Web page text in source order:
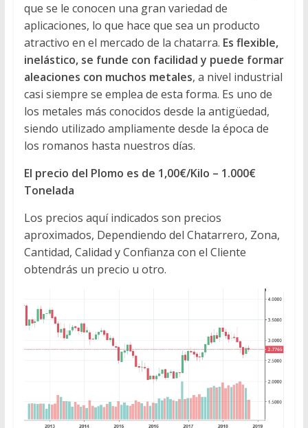
que se le conocen una gran variedad de
aplicaciones, lo que hace que sea un producto
atractivo en el mercado de la chatarra. Es flexible,
inelástico, se funde con facilidad y puede formar
aleaciones con muchos metales, a nivel industrial
casi siempre se emplea de esta forma. Es uno de
los metales más conocidos desde la antigüedad,
siendo utilizado ampliamente desde la época de
los romanos hasta nuestros días.
El precio del Plomo es de 1,00€/Kilo – 1.000€
Tonelada
Los precios aquí indicados son precios
aproximados, Dependiendo del Chatarrero, Zona,
Cantidad, Calidad y Confianza con el Cliente
obtendrás un precio u otro.